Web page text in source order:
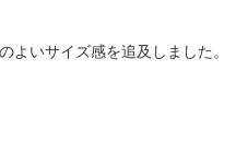
よいサイズ感を追及しました。